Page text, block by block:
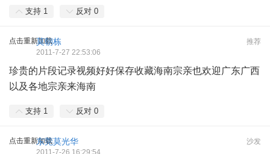
支持 1 反对 0
点击重新加载 推荐
莫朝栋
2011-7-27 22:53:06
珍贵的片段记录视频好好保存收藏海南宗亲也欢迎广东广西
以及各地宗亲来海南
支持 1 反对 0
点击重新加载 沙发
东莞莫光华
2011-7-26 16:29:54